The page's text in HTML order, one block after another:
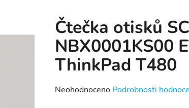
Čtečka otisků
NBX0001KS00
ThinkPad T480
Průměrné
Neohodnoceno Podrobnosti